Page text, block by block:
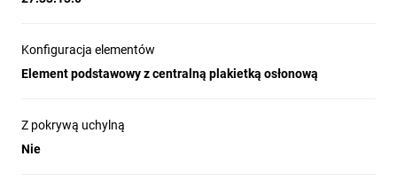
Konfiguracja elementów
Element podstawowy z centralną plakietką osłonową
Z pokrywą uchylną
Nie